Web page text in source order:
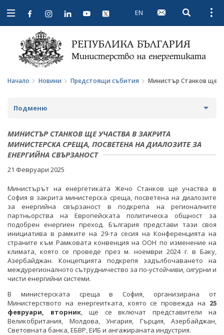
Open
navigation
EN Open
Начало Новини Предстоящи събития Министър Станков ще
Подменю
НОВИНИ
ПРЕДСТОЯЩИ СЪБИТИЯ
ЗА ОБЩЕСТВЕНО ОБСЪЖДАНЕ
ПРОЕКТИ ЗА ОБЩЕСТВЕНО ОБСЪЖДАНЕ
ЗАВЪРШИЛИ ПРОЦЕДУРИ ЗА ОБЩЕСТВЕНО
ОБСЪЖДАНЕ
ИНТЕРВЮТА
ПАРЛАМЕНТАРЕН КОНТРОЛ
ФОТОГАЛЕРИЯ
ВИДЕОГАЛЕРИЯ
МИНИСТЪР СТАНКОВ ЩЕ УЧАСТВА В ЗАКРИТА
МИНИСТЕРСКА СРЕЩА, ПОСВЕТЕНА НА ДИАЛОЗИТЕ ЗА
ЕНЕРГИЙНА СВЪРЗАНОСТ
21 Февруари 2025
Министърът на енергетиката Жечо Станков ще участва в
София в закрита министерска среща, посветена на диалозите
за енергийна свързаност в подкрепа на регионалните
партньорства на Европейската политическа общност за
подобрен енергиен преход. България представи тази своя
инициатива в рамките на 29-та сесия на Конференцията на
страните към Рамковата конвенция на ООН по изменение на
климата, която се проведе през м. ноември 2024 г. в Баку,
Азербайджан. Концепцията подкрепя задълбочаването на
междурегионалното сътрудничество за по-устойчиви, сигурни и
чисти енергийни системи.
В министерската среща в София, организирана от
Министерството на енергеитката, която се провежда на 25
февруари, вторник, ще се включат представители на
Великобритания, Молдова, Унгария, Гърция, Азербайджан,
Световната банка, ЕБВР, ЕИБ и ангажираната индустрия.